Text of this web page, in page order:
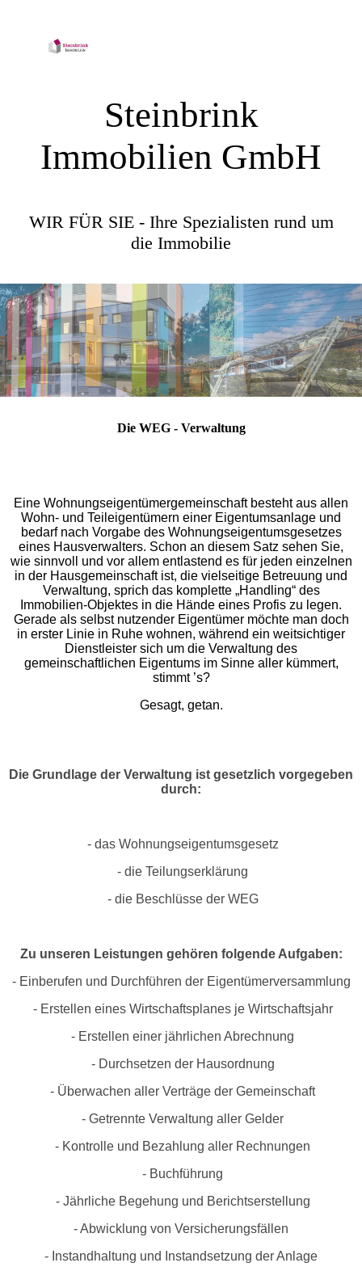
Steinbrink
Immobilien GmbH
WIR FÜR SIE - Ihre Spezialisten rund um
die Immobilie
Die WEG - Verwaltung
Eine Wohnungseigentümergemeinschaft besteht aus allen
Wohn- und Teileigentümern einer Eigentumsanlage und
bedarf nach Vorgabe des Wohnungseigentumsgesetzes
eines Hausverwalters. Schon an diesem Satz sehen Sie,
wie sinnvoll und vor allem entlastend es für jeden einzelnen
in der Hausgemeinschaft ist, die vielseitige Betreuung und
Verwaltung, sprich das komplette „Handling“ des
Immobilien-Objektes in die Hände eines Profis zu legen.
Gerade als selbst nutzender Eigentümer möchte man doch
in erster Linie in Ruhe wohnen, während ein weitsichtiger
Dienstleister sich um die Verwaltung des
gemeinschaftlichen Eigentums im Sinne aller kümmert,
stimmt ’s?
Gesagt, getan.
Die Grundlage der Verwaltung ist gesetzlich vorgegeben
durch:
- das Wohnungseigentumsgesetz
- die Teilungserklärung
- die Beschlüsse der WEG
Zu unseren Leistungen gehören folgende Aufgaben:
- Einberufen und Durchführen der Eigentümerversammlung
- Erstellen eines Wirtschaftsplanes je Wirtschaftsjahr
- Erstellen einer jährlichen Abrechnung
- Durchsetzen der Hausordnung
- Überwachen aller Verträge der Gemeinschaft
- Getrennte Verwaltung aller Gelder
- Kontrolle und Bezahlung aller Rechnungen
- Buchführung
- Jährliche Begehung und Berichtserstellung
- Abwicklung von Versicherungsfällen
- Instandhaltung und Instandsetzung der Anlage